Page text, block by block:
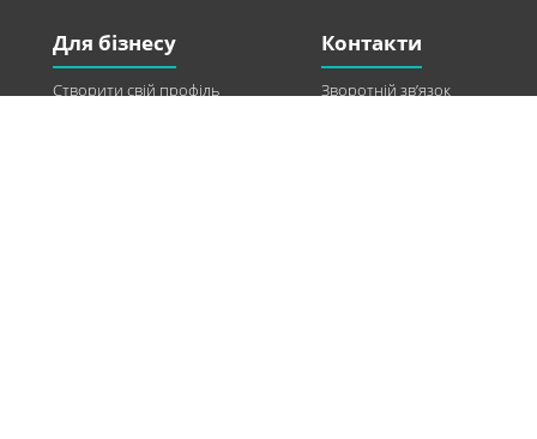
Для бізнесу
Створити свій профіль
Контакти
Зворотній зв’язок